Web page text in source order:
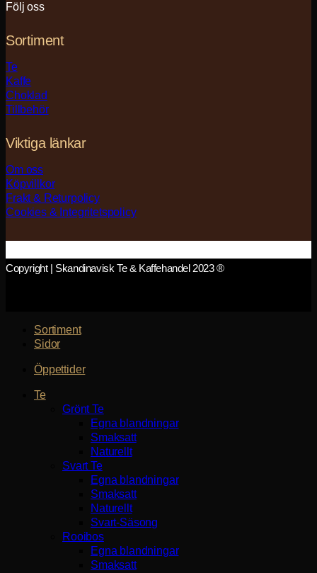
Följ oss
Sortiment
Te
Kaffe
Choklad
Tillbehör
Viktiga länkar
Om oss
Köpvillkor
Frakt & Returpolicy
Cookies & Integritetspolicy
Copyright | Skandinavisk Te & Kaffehandel 2023 ®
Sortiment
Sidor
Öppettider
Te
Grönt Te
Egna blandningar
Smaksatt
Naturellt
Svart Te
Egna blandningar
Smaksatt
Naturellt
Svart-Säsong
Rooibos
Egna blandningar
Smaksatt